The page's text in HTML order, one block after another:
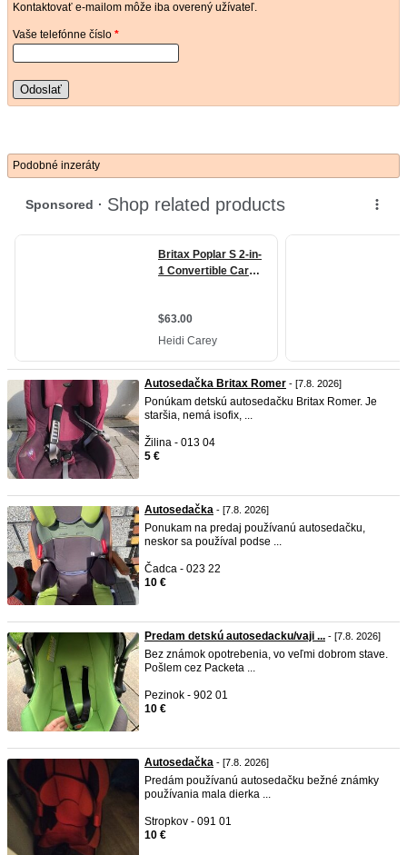
Kontaktovať e-mailom môže iba overený užívateľ.
Vaše telefónne číslo *
Odoslať
Podobné inzeráty
Autosedačka Britax Romer - [7.8. 2026]
Ponúkam detskú autosedačku Britax Romer. Je
staršia, nemá isofix, ...
Žilina - 013 04
5 €
Autosedačka - [7.8. 2026]
Ponukam na predaj používanú autosedačku,
neskor sa používal podse ...
Čadca - 023 22
10 €
Predam detskú autosedacku/vaji ... - [7.8. 2026]
Bez známok opotrebenia, vo veľmi dobrom stave.
Pošlem cez Packeta ...
Pezinok - 902 01
10 €
Autosedačka - [7.8. 2026]
Predám používanú autosedačku bežné známky
používania mala dierka ...
Stropkov - 091 01
10 €